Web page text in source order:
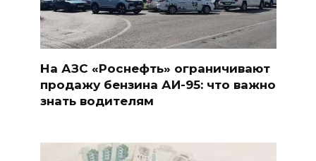
На АЗС «Роснефть» ограничивают
продажу бензина АИ-95: что важно
знать водителям